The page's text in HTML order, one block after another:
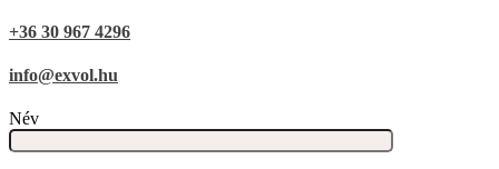
+36 30 967 4296
info@exvol.hu
Név